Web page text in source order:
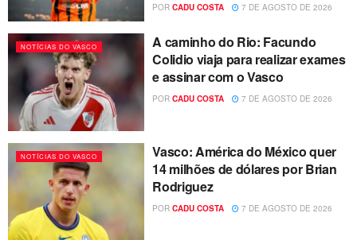
POR CADU COSTA 7 DE AGOSTO DE 2026
NOTÍCIAS DO VASCO
A caminho do Rio: Facundo
Colidio viaja para realizar exames
e assinar com o Vasco
POR CADU COSTA 7 DE AGOSTO DE 2026
NOTÍCIAS DO VASCO
Vasco: América do México quer
14 milhões de dólares por Brian
Rodriguez
POR CADU COSTA 7 DE AGOSTO DE 2026